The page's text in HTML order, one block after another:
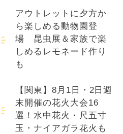
アウトレットに夕方か
ら楽しめる動物園登
場 昆虫展＆家族で楽
しめるレモネード作り
も
【関東】8月1日・2日週
末開催の花火大会16
選！水中花火・尺五寸
玉・ナイアガラ花火も